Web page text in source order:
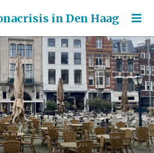
in Den Haag